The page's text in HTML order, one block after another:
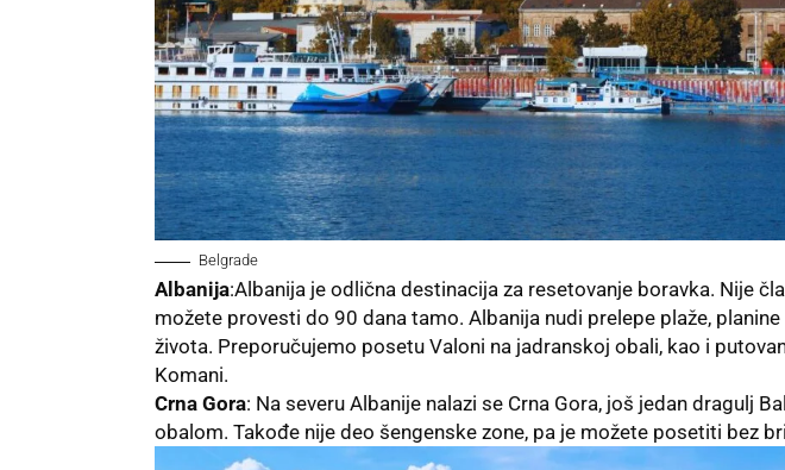
Belgrade
Albanija:Albanija je odlična destinacija za resetovanje boravka. Nije
možete provesti do 90 dana tamo. Albanija nudi prelepe plaže,
života. Preporučujemo posetu Valoni na jadranskoj obali, kao i
Komani.
Crna Gora: Na severu Albanije nalazi se Crna Gora, još jedan dragulj
obalom. Takođe nije deo šengenske zone, pa je možete posetiti bez